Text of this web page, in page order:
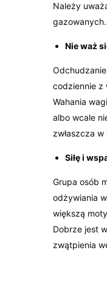
Należy
Nie waż
codziennie z
Wahania
albo wcale
zwłaszcza
Siłę i
Grupa osób
odżywiania
większą
Dobrze jest
zwątpienia